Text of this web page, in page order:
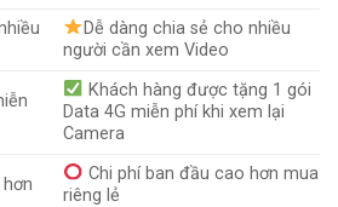
Dễ dàng chia sẻ cho nhiều
người cần xem Video
Khách hàng được tặng 1 gói
Data 4G miễn phí khi xem lại
Camera
Chi phí ban đầu cao hơn mua
riêng lẻ